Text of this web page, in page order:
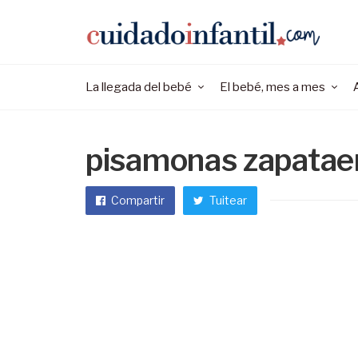
La llegada del bebé El bebé, mes a mes
pisamonas
Compartir Tuitear